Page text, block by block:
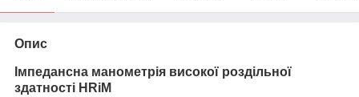
Опис
Імпедансна манометрія високої роздільної
здатності HRiM